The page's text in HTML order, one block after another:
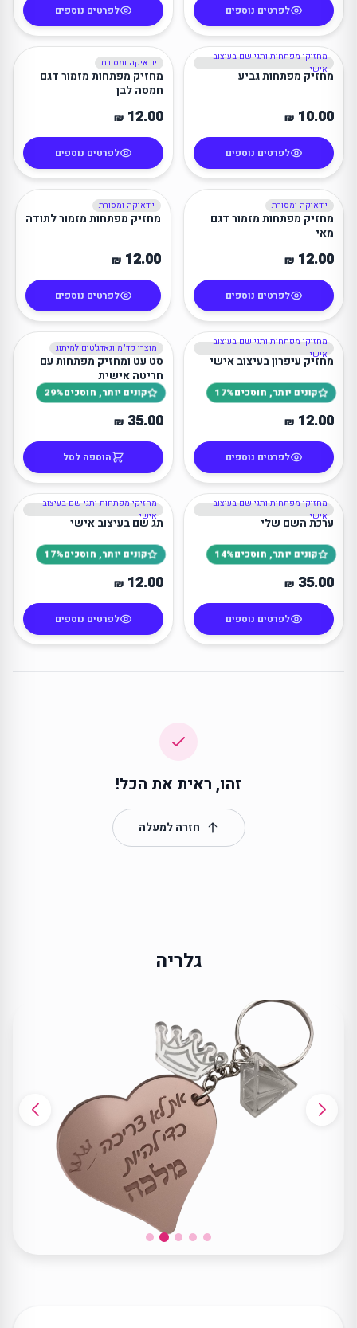
לפרטים נוספים לפרטים נוספים
מינימום 20 יח׳
מחזיקי מפתחות ותגי שם בעיצוב
אישי
מחזיק מפתחות גביע
10.00
₪
לפרטים נוספים
מינימום 20 יח׳
יודאיקה ומסורת
מחזיק מפתחות מזמור דגם
חמסה לבן
12.00
₪
לפרטים נוספים
מינימום 20 יח׳
יודאיקה ומסורת
מחזיק מפתחות מזמור דגם
מאי
12.00
₪
לפרטים נוספים
מינימום 20 יח׳
יודאיקה ומסורת
מחזיק מפתחות מזמור לתודה
12.00
₪
לפרטים נוספים
מינימום 10 יח׳
מחזיקי מפתחות ותגי שם בעיצוב
אישי
מחזיק עיפרון בעיצוב אישי
קונים יותר, חוסכים 17%
12.00
₪
לפרטים נוספים
מוצרי קד"מ וגאדג'טים למיתוג
סט עט ומחזיק מפתחות עם
חריטה אישית
קונים יותר, חוסכים 29%
35.00
₪
הוספה לסל
מינימום 10 יח׳
מחזיקי מפתחות ותגי שם בעיצוב
אישי
ערכת השם שלי
קונים יותר, חוסכים 14%
35.00
₪
לפרטים נוספים
מינימום 10 יח׳
מחזיקי מפתחות ותגי שם בעיצוב
אישי
תג שם בעיצוב אישי
קונים יותר, חוסכים 17%
12.00
₪
לפרטים נוספים
זהו, ראית את הכל!
חזרה למעלה
גלריה